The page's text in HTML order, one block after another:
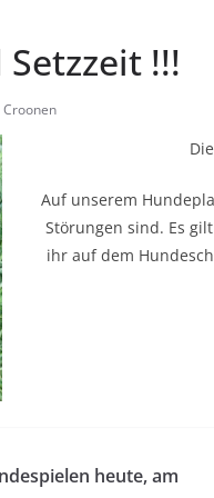
!!!
Croonen
Auf unserem
Störungen sind. Es
ihr auf dem
heute, am